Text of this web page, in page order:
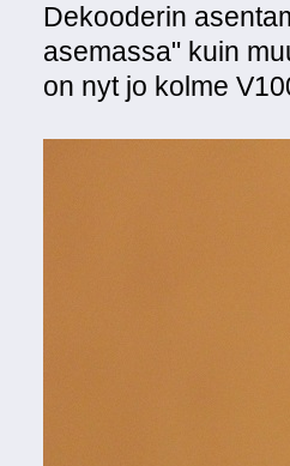
Dekooderin
asemassa" kuin
on nyt jo kolme